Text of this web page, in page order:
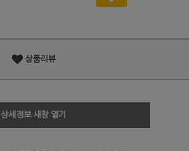
상품리뷰
상세정보 새창 열기